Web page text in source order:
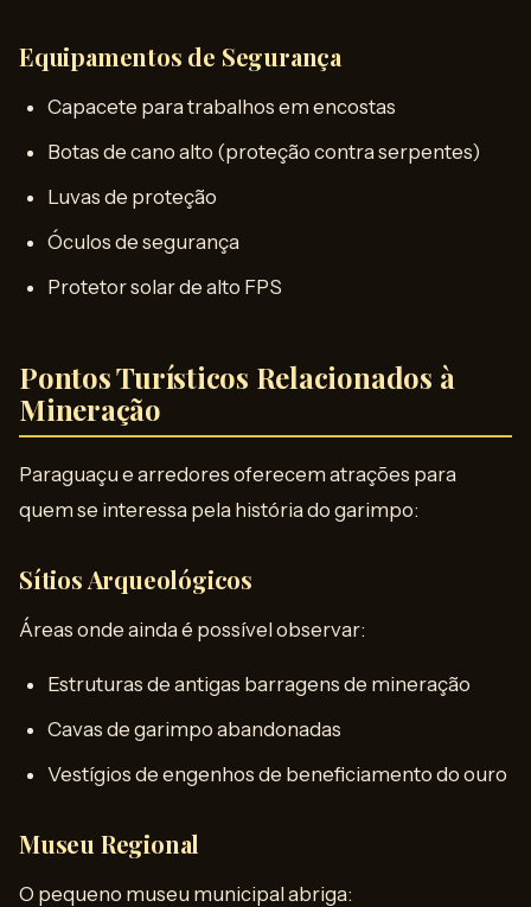
Equipamentos de Segurança
Capacete para trabalhos em encostas
Botas de cano alto (proteção contra serpentes)
Luvas de proteção
Óculos de segurança
Protetor solar de alto FPS
Pontos Turísticos Relacionados à
Mineração
Paraguaçu e arredores oferecem atrações para
quem se interessa pela história do garimpo:
Sítios Arqueológicos
Áreas onde ainda é possível observar:
Estruturas de antigas barragens de mineração
Cavas de garimpo abandonadas
Vestígios de engenhos de beneficiamento do ouro
Museu Regional
O pequeno museu municipal abriga: